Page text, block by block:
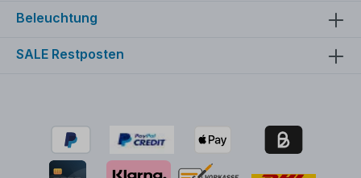
Beleuchtung
SALE Restposten